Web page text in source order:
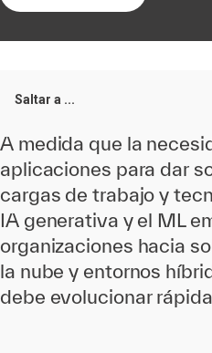
Saltar a ...
A medida que la
aplicaciones para dar
cargas de trabajo y
IA generativa y el ML
organizaciones hacia
la nube y entornos
debe evolucionar